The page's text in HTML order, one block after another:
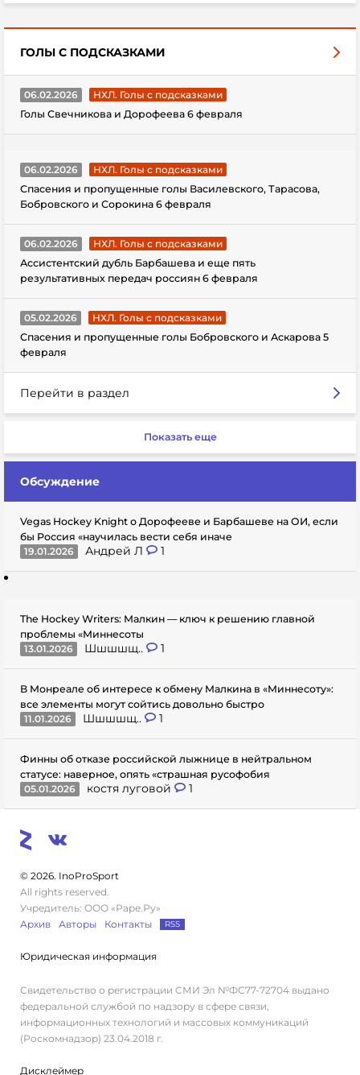
ГОЛЫ С ПОДСКАЗКАМИ
06.02.2026
НХЛ. Голы с подсказками
Голы Свечникова и Дорофеева 6 февраля
06.02.2026
НХЛ. Голы с подсказками
Спасения и пропущенные голы Василевского, Тарасова,
Бобровского и Сорокина 6 февраля
06.02.2026
НХЛ. Голы с подсказками
Ассистентский дубль Барбашева и еще пять
результативных передач россиян 6 февраля
05.02.2026
НХЛ. Голы с подсказками
Спасения и пропущенные голы Бобровского и Аскарова 5
февраля
Перейти в раздел
Показать еще
Обсуждение
Vegas Hockey Knight о Дорофееве и Барбашеве на ОИ, если
бы Россия «научилась вести себя иначе
19.01.2026
Андрей Л 1
The Hockey Writers: Малкин — ключ к решению главной
проблемы «Миннесоты
13.01.2026
Шшшшщ.. 1
В Монреале об интересе к обмену Малкина в «Миннесоту»:
все элементы могут сойтись довольно быстро
11.01.2026
Шшшшщ.. 1
Финны об отказе российской лыжнице в нейтральном
статусе: наверное, опять «страшная русофобия
05.01.2026
костя луговой 1
© 2026. InoProSport
All rights reserved.
Учредитель: ООО «Раре.Ру»
Архив
Авторы Контакты RSS
Юридическая информация
Свидетельство о регистрации СМИ Эл №ФС77-72704 выдано
федеральной службой по надзору в сфере связи,
информационных технологий и массовых коммуникаций
(Роскомнадзор) 23.04.2018 г.
Дисклеймер